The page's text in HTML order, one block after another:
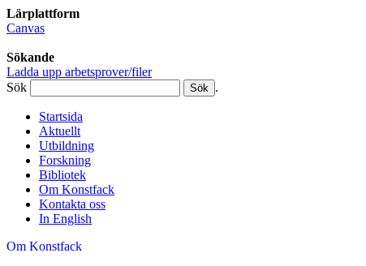
Lärplattform
Canvas
Sökande
Ladda upp arbetsprover/filer
Sök
.
Startsida
Aktuellt
Utbildning
Forskning
Bibliotek
Om Konstfack
Kontakta oss
In English
Om Konstfack